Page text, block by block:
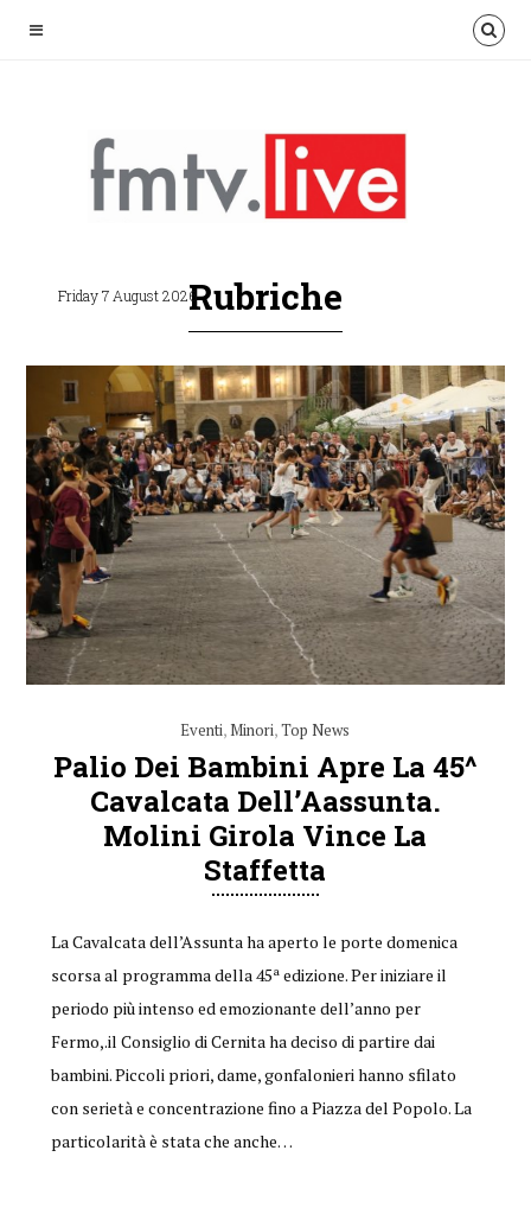
Friday 7 August 2026Rubriche
Eventi,Minori,Top News
Palio Dei Bambini Apre La 45^
Cavalcata Dell’Aassunta.
Molini Girola Vince La
Staffetta
La Cavalcata dell’Assunta ha aperto le porte domenica
scorsa al programma della 45ª edizione. Per iniziare il
periodo più intenso ed emozionante dell’anno per
Fermo,.il Consiglio di Cernita ha deciso di partire dai
bambini. Piccoli priori, dame, gonfalonieri hanno sfilato
con serietà e concentrazione fino a Piazza del Popolo. La
particolarità è stata che anche…